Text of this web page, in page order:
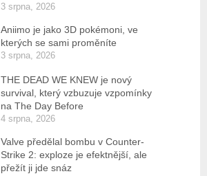
3 srpna, 2026
Aniimo je jako 3D pokémoni, ve
kterých se sami proměníte
3 srpna, 2026
THE DEAD WE KNEW je nový
survival, který vzbuzuje vzpomínky
na The Day Before
4 srpna, 2026
Valve předělal bombu v Counter-
Strike 2: exploze je efektnější, ale
přežít ji jde snáz